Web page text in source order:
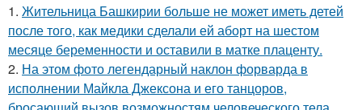
1. Жительница Башкирии больше не может иметь детей
после того, как медики сделали ей аборт на шестом
месяце беременности и оставили в матке плаценту.
2. На этом фото легендарный наклон форварда в
исполнении Майкла Джексона и его танцоров,